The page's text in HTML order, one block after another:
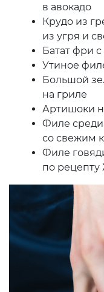
в авокадо
Крудо из
из угря и
Батат фри
Утиное
Большой
на гриле
Артишоки
Филе
со свежим
Филе
по